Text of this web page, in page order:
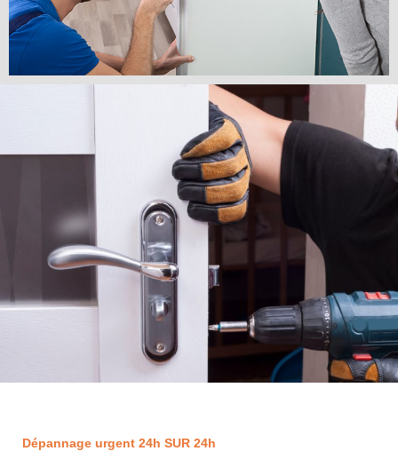
Dépannage urgent 24h SUR 24h